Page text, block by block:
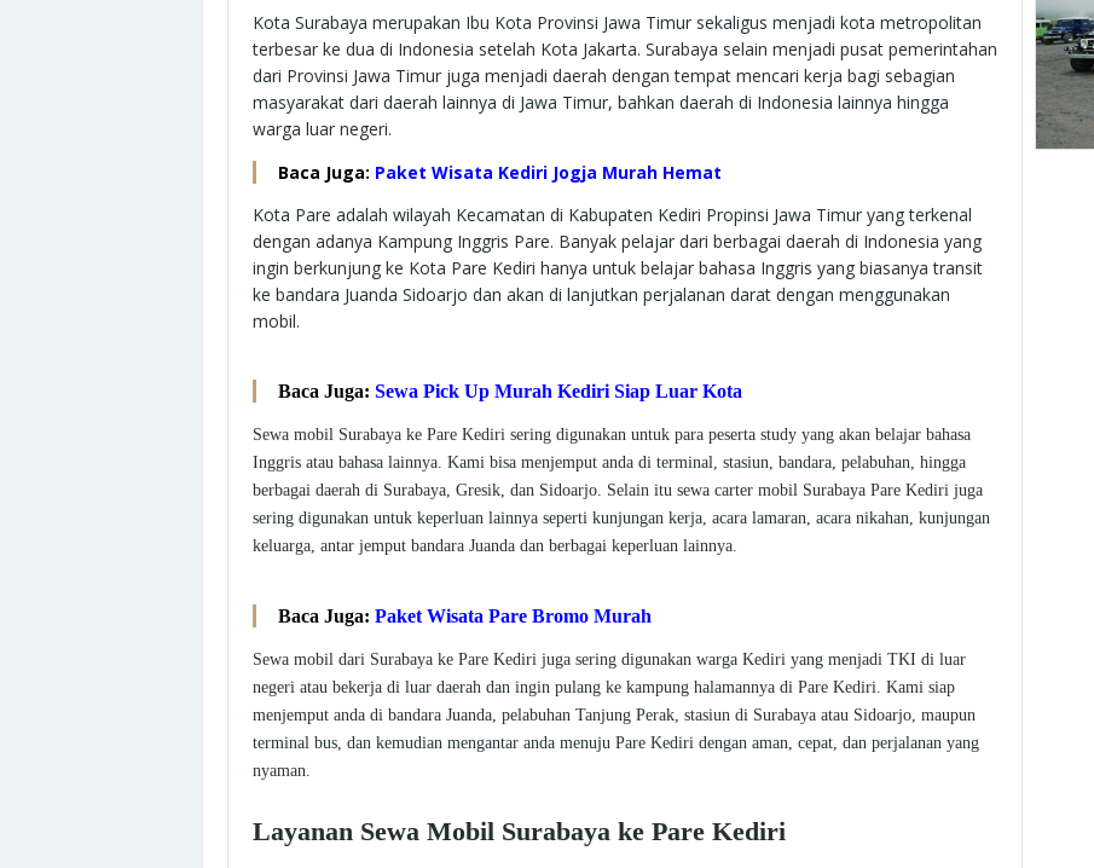
Kota Surabaya merupakan Ibu Kota Provinsi Jawa Timur sekaligus menjadi kota metropolitan
terbesar ke dua di Indonesia setelah Kota Jakarta. Surabaya selain menjadi pusat pemerintahan
dari Provinsi Jawa Timur juga menjadi daerah dengan tempat mencari kerja bagi sebagian
masyarakat dari daerah lainnya di Jawa Timur, bahkan daerah di Indonesia lainnya hingga
warga luar negeri.
Baca Juga: Paket Wisata Kediri Jogja Murah Hemat
Kota Pare adalah wilayah Kecamatan di Kabupaten Kediri Propinsi Jawa Timur yang terkenal
dengan adanya Kampung Inggris Pare. Banyak pelajar dari berbagai daerah di Indonesia yang
ingin berkunjung ke Kota Pare Kediri hanya untuk belajar bahasa Inggris yang biasanya transit
ke bandara Juanda Sidoarjo dan akan di lanjutkan perjalanan darat dengan menggunakan
mobil.
Baca Juga: Sewa Pick Up Murah Kediri Siap Luar Kota
Sewa mobil Surabaya ke Pare Kediri sering digunakan untuk para peserta study yang akan belajar bahasa
Inggris atau bahasa lainnya. Kami bisa menjemput anda di terminal, stasiun, bandara, pelabuhan, hingga
berbagai daerah di Surabaya, Gresik, dan Sidoarjo. Selain itu sewa carter mobil Surabaya Pare Kediri juga
sering digunakan untuk keperluan lainnya seperti kunjungan kerja, acara lamaran, acara nikahan, kunjungan
keluarga, antar jemput bandara Juanda dan berbagai keperluan lainnya.
Baca Juga: Paket Wisata Pare Bromo Murah
Sewa mobil dari Surabaya ke Pare Kediri juga sering digunakan warga Kediri yang menjadi TKI di luar
negeri atau bekerja di luar daerah dan ingin pulang ke kampung halamannya di Pare Kediri. Kami siap
menjemput anda di bandara Juanda, pelabuhan Tanjung Perak, stasiun di Surabaya atau Sidoarjo, maupun
terminal bus, dan kemudian mengantar anda menuju Pare Kediri dengan aman, cepat, dan perjalanan yang
nyaman.
Layanan Sewa Mobil Surabaya ke Pare Kediri